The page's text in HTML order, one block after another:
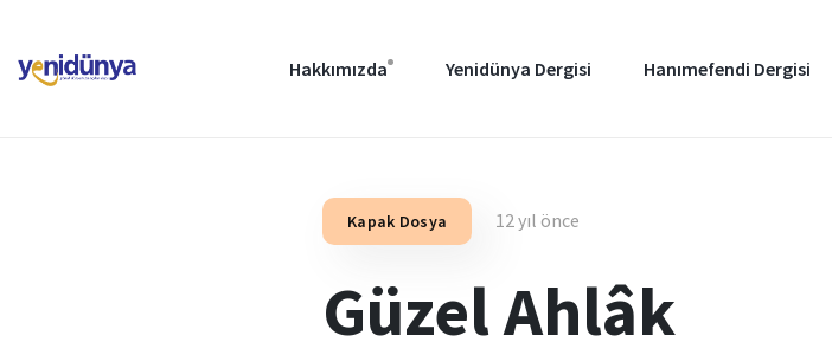
Hakkımızda Yenidünya Dergisi Hanımefendi Dergisi
Kapak Dosya 12 yıl önce
Güzel Ahlâk